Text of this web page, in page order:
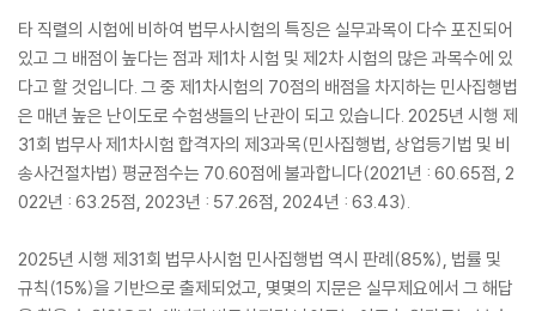
타 직렬의 시험에 비하여 법무사시험의 특징은 실무과목이 다수 포진되어
있고 그 배점이 높다는 점과 제1차 시험 및 제2차 시험의 많은 과목수에 있
다고 할 것입니다. 그 중 제1차시험의 70점의 배점을 차지하는 민사집행법
은 매년 높은 난이도로 수험생들의 난관이 되고 있습니다. 2025년 시행 제
31회 법무사 제1차시험 합격자의 제3과목(민사집행법, 상업등기법 및 비
송사건절차법) 평균점수는 70.60점에 불과합니다(2021년 : 60.65점, 2
022년 : 63.25점, 2023년 : 57.26점, 2024년 : 63.43).
2025년 시행 제31회 법무사시험 민사집행법 역시 판례(85%), 법률 및
규칙(15%)을 기반으로 출제되었고, 몇몇의 지문은 실무제요에서 그 해답